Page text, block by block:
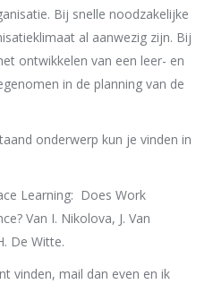
Bij snelle noodzakelijke
al aanwezig zijn. Bij
ontwikkelen van een leer- en
in de planning van de
onderwerp kun je vinden in
Learning: Does Work
Van I. Nikolova, J. Van
De Witte.
vinden, mail dan even en ik